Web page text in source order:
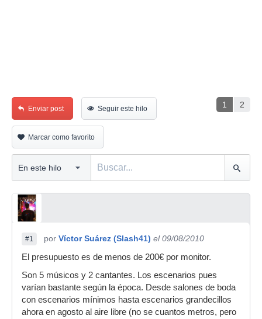
1 2
Enviar post Seguir este hilo
Marcar como favorito
#1 por Víctor Suárez (Slash41) el 09/08/2010
El presupuesto es de menos de 200€ por monitor.
Son 5 músicos y 2 cantantes. Los escenarios pues
varían bastante según la época. Desde salones de boda
con escenarios mínimos hasta escenarios grandecillos
ahora en agosto al aire libre (no se cuantos metros, pero